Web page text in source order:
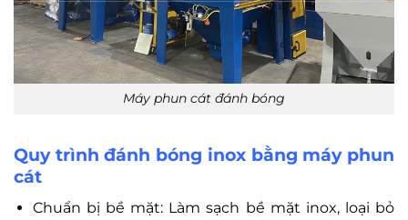
Máy phun cát đánh bóng
Quy trình đánh bóng inox bằng máy phun
cát
Chuẩn bị bề mặt: Làm sạch bề mặt inox, loại bỏ